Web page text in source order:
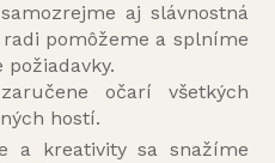
aj slávnostná
pomôžeme a splníme
požiadavky.
očarí všetkých
hostí.
a kreativity sa snažíme